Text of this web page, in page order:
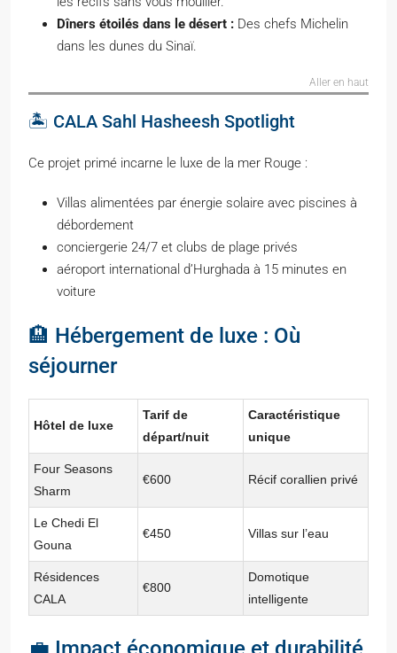
Dîners étoilés dans le désert : Des chefs Michelin
dans les dunes du Sinaï.
Aller en haut
🏝️ CALA Sahl Hasheesh Spotlight
Ce projet primé incarne le luxe de la mer Rouge :
Villas alimentées par énergie solaire avec piscines à
débordement
conciergerie 24/7 et clubs de plage privés
aéroport international d’Hurghada à 15 minutes en
voiture
🏨 Hébergement de luxe : Où
séjourner
Hôtel de luxe
Tarif de
départ/nuit
Caractéristique
unique
Four Seasons
Sharm
€600 Récif corallien privé
Le Chedi El
Gouna
€450 Villas sur l’eau
Résidences
CALA
€800
Domotique
intelligente